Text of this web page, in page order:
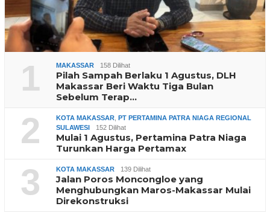
1 MAKASSAR 158 Dilihat
Pilah Sampah Berlaku 1 Agustus, DLH
Makassar Beri Waktu Tiga Bulan
Sebelum Terap…
2 KOTA MAKASSAR PT PERTAMINA PATRA NIAGA REGIONAL
SULAWESI
152 Dilihat
Mulai 1 Agustus, Pertamina Patra Niaga
Turunkan Harga Pertamax
3 KOTA MAKASSAR 139 Dilihat
Jalan Poros Moncongloe yang
Menghubungkan Maros-Makassar Mulai
Direkonstruksi